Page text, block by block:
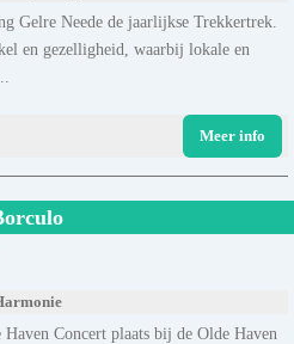
Gelre Neede de jaarlijkse Trekkertrek.
en gezelligheid, waarbij lokale en
Meer info
Concert plaats bij de Olde Haven